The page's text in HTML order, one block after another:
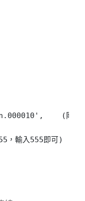
(剛
，輸入555即可)